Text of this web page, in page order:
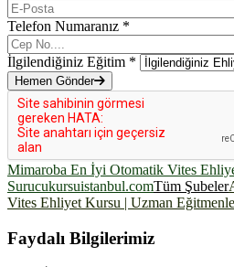
Telefon Numaranız *
İlgilendiğiniz Eğitim *
Hemen Gönder
Mimaroba En İyi Otomatik Vites
Surucukursuistanbul.comTüm Şubeler
Vites Ehliyet Kursu | Uzman
Faydalı Bilgilerimiz